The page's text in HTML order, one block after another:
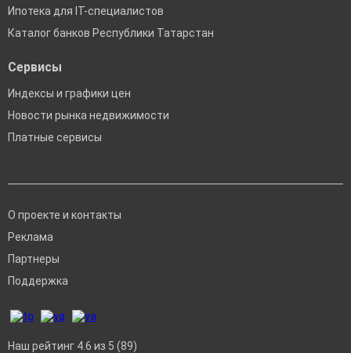
Ипотека для IT-специалистов
Каталог банков Республики Татарстан
Сервисы
Индексы и графики цен
Новости рынка недвижимости
Платные сервисы
О проекте и контакты
Реклама
Партнеры
Поддержка
Наш рейтинг 4.6 из 5 (89)